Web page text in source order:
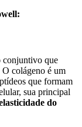
conjuntivo que
O colágeno é um
que formam
sua principal
do